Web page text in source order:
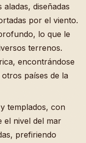
diseñadas
por el viento.
lo que le
terrenos.
encontrándose
países de la
templados, con
el nivel del mar
prefiriendo